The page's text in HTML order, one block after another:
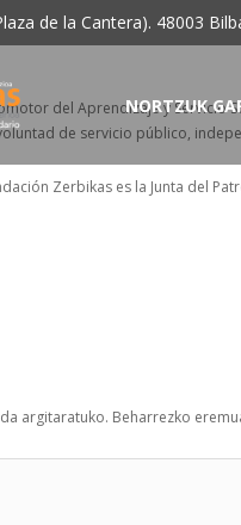
de la Cantera). 48003
NORTZUK
del Aprendizaje y Servicio
de servicio público,
Zerbikas es la Junta del
argitaratuko. Beharrezko